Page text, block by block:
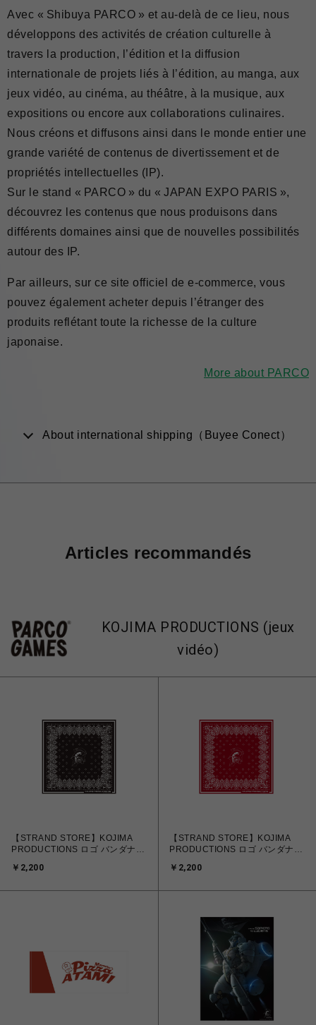
Avec « Shibuya PARCO » et au-delà de ce lieu, nous
développons des activités de création culturelle à
travers la production, l’édition et la diffusion
internationale de projets liés à l’édition, au manga, aux
jeux vidéo, au cinéma, au théâtre, à la musique, aux
expositions ou encore aux collaborations culinaires.
Nous créons et diffusons ainsi dans le monde entier une
grande variété de contenus de divertissement et de
propriétés intellectuelles (IP).
Sur le stand « PARCO » du « JAPAN EXPO PARIS »,
découvrez les contenus que nous produisons dans
différents domaines ainsi que de nouvelles possibilités
autour des IP.
Par ailleurs, sur ce site officiel de e-commerce, vous
pouvez également acheter depuis l’étranger des
produits reflétant toute la richesse de la culture
japonaise.
More about PARCO
About international shipping（Buyee Conect）
Articles recommandés
KOJIMA PRODUCTIONS (jeux
vidéo)
【STRAND STORE】KOJIMA
PRODUCTIONS ロゴ バンダナ
￥2,200
【STRAND STORE】KOJIMA
PRODUCTIONS ロゴ バンダナ
￥2,200